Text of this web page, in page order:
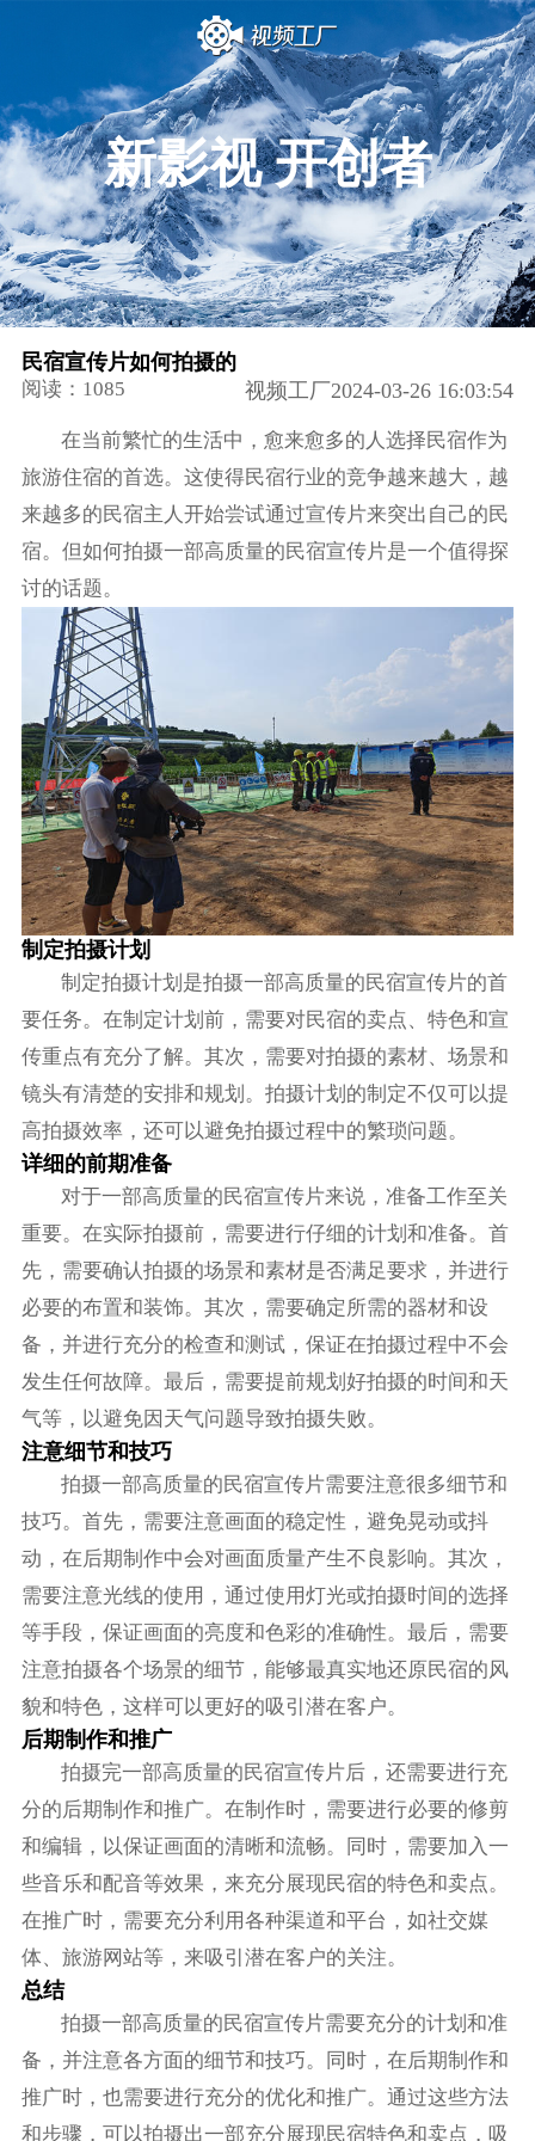
新影视 开创者
民宿宣传片如何拍摄的
阅读：1085 视频工厂2024-03-26 16:03:54
在当前繁忙的生活中，愈来愈多的人选择民宿作为
旅游住宿的首选。这使得民宿行业的竞争越来越大，越
来越多的民宿主人开始尝试通过宣传片来突出自己的民
宿。但如何拍摄一部高质量的民宿宣传片是一个值得探
讨的话题。
制定拍摄计划
制定拍摄计划是拍摄一部高质量的民宿宣传片的首
要任务。在制定计划前，需要对民宿的卖点、特色和宣
传重点有充分了解。其次，需要对拍摄的素材、场景和
镜头有清楚的安排和规划。拍摄计划的制定不仅可以提
高拍摄效率，还可以避免拍摄过程中的繁琐问题。
详细的前期准备
对于一部高质量的民宿宣传片来说，准备工作至关
重要。在实际拍摄前，需要进行仔细的计划和准备。首
先，需要确认拍摄的场景和素材是否满足要求，并进行
必要的布置和装饰。其次，需要确定所需的器材和设
备，并进行充分的检查和测试，保证在拍摄过程中不会
发生任何故障。最后，需要提前规划好拍摄的时间和天
气等，以避免因天气问题导致拍摄失败。
注意细节和技巧
拍摄一部高质量的民宿宣传片需要注意很多细节和
技巧。首先，需要注意画面的稳定性，避免晃动或抖
动，在后期制作中会对画面质量产生不良影响。其次，
需要注意光线的使用，通过使用灯光或拍摄时间的选择
等手段，保证画面的亮度和色彩的准确性。最后，需要
注意拍摄各个场景的细节，能够最真实地还原民宿的风
貌和特色，这样可以更好的吸引潜在客户。
后期制作和推广
拍摄完一部高质量的民宿宣传片后，还需要进行充
分的后期制作和推广。在制作时，需要进行必要的修剪
和编辑，以保证画面的清晰和流畅。同时，需要加入一
些音乐和配音等效果，来充分展现民宿的特色和卖点。
在推广时，需要充分利用各种渠道和平台，如社交媒
体、旅游网站等，来吸引潜在客户的关注。
总结
拍摄一部高质量的民宿宣传片需要充分的计划和准
备，并注意各方面的细节和技巧。同时，在后期制作和
推广时，也需要进行充分的优化和推广。通过这些方法
和步骤，可以拍摄出一部充分展现民宿特色和卖点，吸